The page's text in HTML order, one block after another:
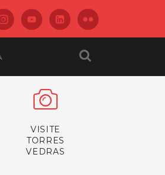
VISITE
TORRES
VEDRAS